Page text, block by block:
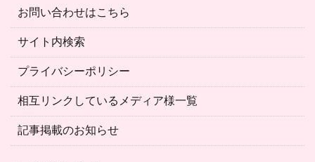
お問い合わせはこちら
サイト内検索
プライバシーポリシー
相互リンクしているメディア様一覧
記事掲載のお知らせ